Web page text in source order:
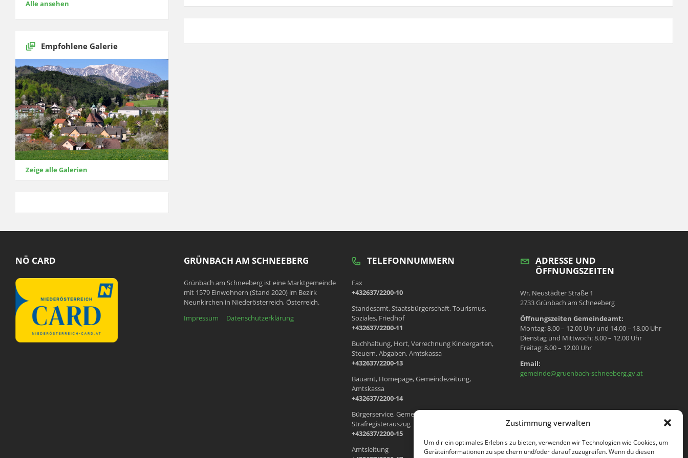
Zustimmung verwalten
Um dir ein optimales Erlebnis zu bieten, verwenden wir Technologien wie Cookies, um
Geräteinformationen zu speichern und/oder darauf zuzugreifen. Wenn du diesen
Alle ansehen
Empfohlene Galerie
Zeige alle Galerien
NÖ CARD GRÜNBACH AM SCHNEEBERG
Grünbach am Schneeberg ist eine Marktgemeinde
mit 1579 Einwohnern (Stand 2020) im Bezirk
Neunkirchen in Niederösterreich, Österreich.
Impressum
Datenschutzerklärung
TELEFONNUMMERN
Fax
+432637/2200-10
Standesamt, Staatsbürgerschaft, Tourismus,
Soziales, Friedhof
+432637/2200-11
Buchhaltung, Hort, Verrechnung Kindergarten,
Steuern, Abgaben, Amtskassa
+432637/2200-13
Bauamt, Homepage, Gemeindezeitung,
Amtskassa
+432637/2200-14
Bürgerservice, Gemeindewohnungen, Meldeamt,
Strafregisterauszug
+432637/2200-15
Amtsleitung
ADRESSE UND
ÖFFNUNGSZEITEN
Wr. Neustädter Straße 1
2733 Grünbach am Schneeberg
Öffnungszeiten Gemeindeamt:
Montag: 8.00 – 12.00 Uhr und 14.00 – 18.00 Uhr
Dienstag und Mittwoch: 8.00 – 12.00 Uhr
Freitag: 8.00 – 12.00 Uhr
Email:
gemeinde@gruenbach-schneeberg.gv.at